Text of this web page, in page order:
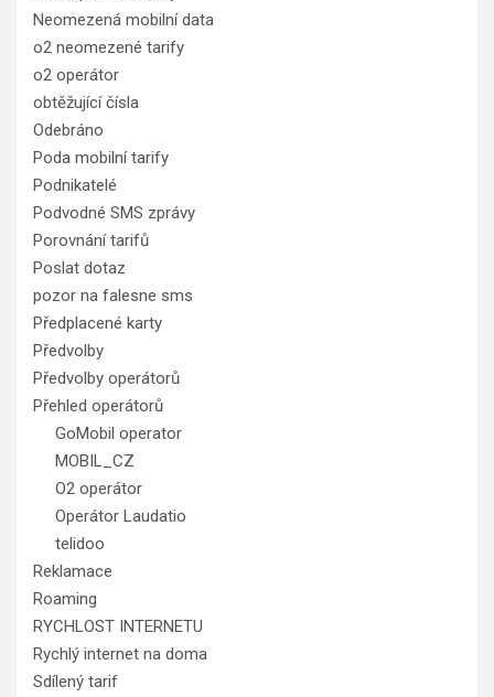
Neomezená mobilní data
o2 neomezené tarify
o2 operátor
obtěžující čísla
Odebráno
Poda mobilní tarify
Podnikatelé
Podvodné SMS zprávy
Porovnání tarifů
Poslat dotaz
pozor na falesne sms
Předplacené karty
Předvolby
Předvolby operátorů
Přehled operátorů
GoMobil operator
MOBIL_CZ
O2 operátor
Operátor Laudatio
telidoo
Reklamace
Roaming
RYCHLOST INTERNETU
Rychlý internet na doma
Sdílený tarif